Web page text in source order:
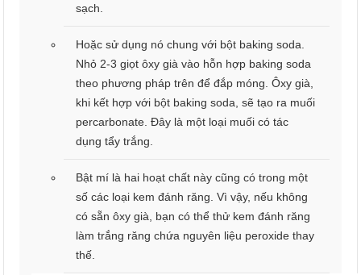
sạch.
Hoặc sử dụng nó chung với bột baking soda.
Nhỏ 2-3 giọt ôxy già vào hỗn hợp baking soda
theo phương pháp trên để đắp móng. Ôxy già,
khi kết hợp với bột baking soda, sẽ tạo ra muối
percarbonate. Đây là một loại muối có tác
dụng tẩy trắng.
Bật mí là hai hoạt chất này cũng có trong một
số các loại kem đánh răng. Vì vậy, nếu không
có sẵn ôxy già, bạn có thể thử kem đánh răng
làm trắng răng chứa nguyên liệu peroxide thay
thế.